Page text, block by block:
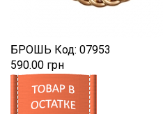
БРОШЬ Код: 07953
590.00 грн